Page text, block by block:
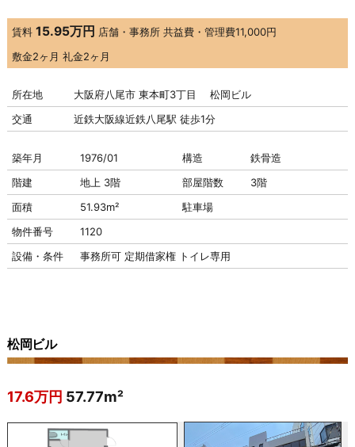
賃料 15.95万円 店舗・事務所 共益費・管理費11,000円
敷金2ヶ月 礼金2ヶ月
所在地
大阪府八尾市 東本町3丁目 松岡ビル
交通
近鉄大阪線近鉄八尾駅 徒歩1分
築年月 1976/01 構造
鉄骨造
階建
地上 3階 部屋階数
3階
面積
51.93m²
駐車場
物件番号
1120
設備・条件
事務所可 定期借家権 トイレ専用
松岡ビル
17.6万円 57.77m²